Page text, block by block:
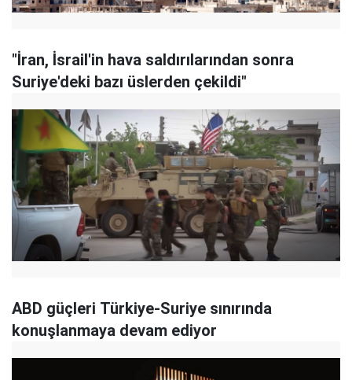
"İran, İsrail'in hava saldırılarından sonra
Suriye'deki bazı üslerden çekildi"
ABD güçleri Türkiye-Suriye sınırında
konuşlanmaya devam ediyor